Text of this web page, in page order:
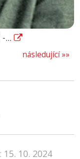
...
následující »»
10. 2024